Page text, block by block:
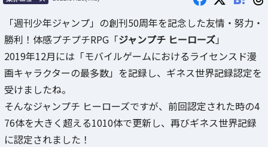
「週刊少年ジャンプ」の創刊50周年を記念した友情・努力・
勝利！体感プチプチRPG「ジャンプチ ヒーローズ」
2019年12月には「モバイルゲームにおけるライセンスド漫
画キャラクターの最多数」を記録し、ギネス世界記録認定を
受けましたね。
そんなジャンプチ ヒーローズですが、前回認定された時の4
76体を大きく超える1010体で更新し、再びギネス世界記録
に認定されました！